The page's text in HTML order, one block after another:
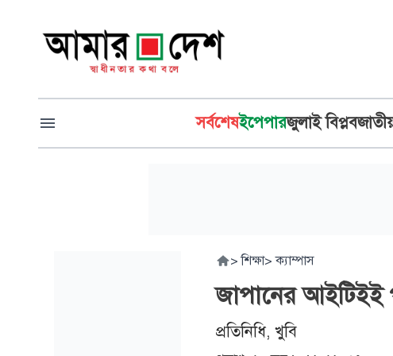
সর্বশেষইপেপারজুলাই বিপ্লব
> শিক্ষা> ক্যাম্পাস
জাপানের আইটিইই
প্রতিনিধি, খুবি